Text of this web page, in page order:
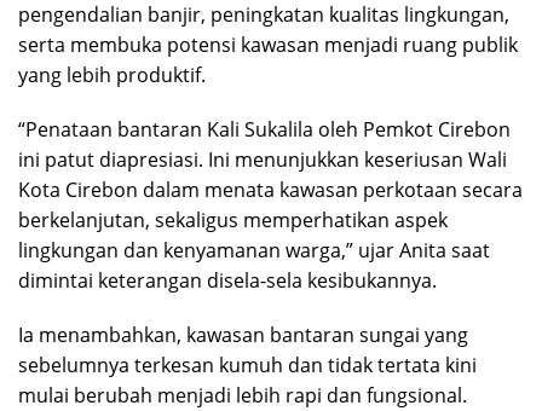
pengendalian banjir, peningkatan kualitas lingkungan,
serta membuka potensi kawasan menjadi ruang publik
yang lebih produktif.
“Penataan bantaran Kali Sukalila oleh Pemkot Cirebon
ini patut diapresiasi. Ini menunjukkan keseriusan Wali
Kota Cirebon dalam menata kawasan perkotaan secara
berkelanjutan, sekaligus memperhatikan aspek
lingkungan dan kenyamanan warga,” ujar Anita saat
dimintai keterangan disela-sela kesibukannya.
Ia menambahkan, kawasan bantaran sungai yang
sebelumnya terkesan kumuh dan tidak tertata kini
mulai berubah menjadi lebih rapi dan fungsional.